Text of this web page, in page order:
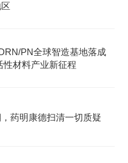
PN全球智造基地落成
性材料产业新征程
药明康德扫清一切质疑